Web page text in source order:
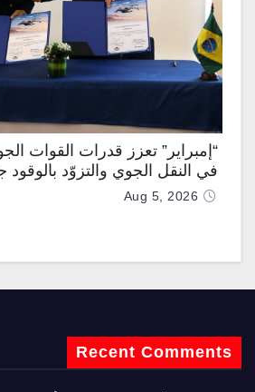
“إمبراير” تعزز قدرات القوات
في النقل الجوي والتزوّد
تزويدها بطائرتي “كيه سي-390 ميلينيوم”
Aug 5, 2026
Recent Comments